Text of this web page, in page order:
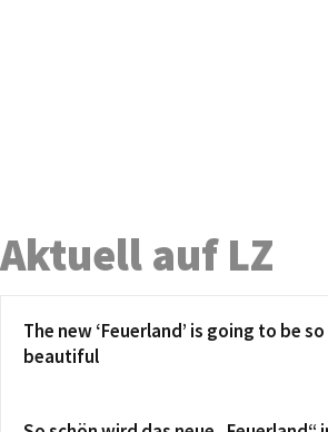
Aktuell auf LZ
The new ‘Feuerland’ is going to be so
beautiful